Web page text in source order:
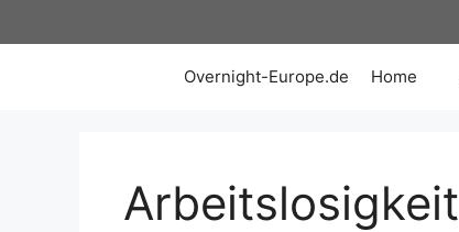
Inhalt
Overnight-Europe.de Home
Arbeitslosigkeit